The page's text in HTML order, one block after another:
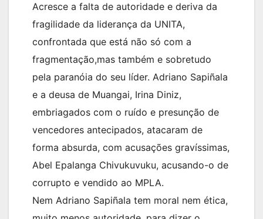
Acresce a falta de autoridade e deriva da
fragilidade da liderança da UNITA,
confrontada que está não só com a
fragmentação,mas também e sobretudo
pela paranóia do seu líder. Adriano Sapiñala
e a deusa de Muangai, Irina Diniz,
embriagados com o ruído e presunção de
vencedores antecipados, atacaram de
forma absurda, com acusações gravíssimas,
Abel Epalanga Chivukuvuku, acusando-o de
corrupto e vendido ao MPLA.
Nem Adriano Sapiñala tem moral nem ética,